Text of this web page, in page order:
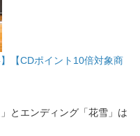
【CDポイント10倍対象商
とエンディング「花雪」は